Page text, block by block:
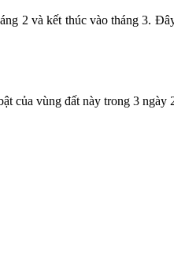
2 và kết thúc vào tháng 3.
của vùng đất này trong 3 ngày